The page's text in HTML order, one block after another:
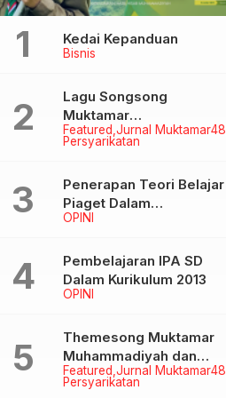
Bisnis
Kedai Kepanduan
Featured Jurnal Muktamar48
Persyarikatan
Lagu Songsong
Muktamar
Muhammadiyah &
Aisyiyah ke-48
OPINI
Penerapan Teori Belajar
Piaget Dalam
Pembelanjaran IPA SD
OPINI
Pembelajaran IPA SD
Dalam Kurikulum 2013
Featured Jurnal Muktamar48
Persyarikatan
Themesong Muktamar
Muhammadiyah dan
Aisyiyah Ke-48